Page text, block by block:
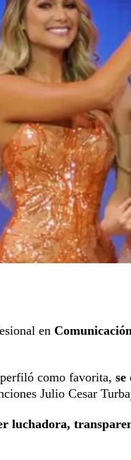
en
como favorita, se
Julio Cesar
luchadora,